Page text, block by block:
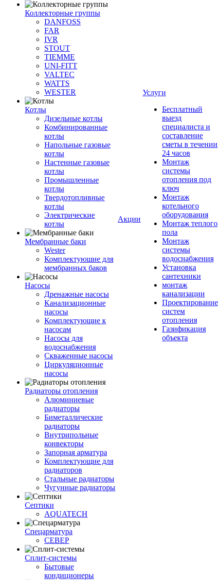
Коллекторные группы
DANFOSS
FAR
IVR
STOUT
TIEMME
UNI-FITT
VALTEC
WATTS
WESTER
Котлы
Дизельные котлы
Комбинированные
котлы
Напольные газовые
котлы
Настенные газовые
котлы
Промышленные
котлы
Твердотопливные
котлы
Электрические
котлы
Мембранные баки
Wester
Комплектуюшие для
мембранных баков
Насосы
Дренажные насосы
Канализационные
насосы
Комплектующие к
насосам
Насосы для
водоснабжения
Скваженные насосы
Циркуляционные
насосы
Радиаторы отопления
Алюминиевые
радиаторы
Биметаллические
радиаторы
Внутрипольные
конвекторы
Запорная арматура
Комплектующие для
радиаторов
Стальные радиаторы
Чугунные радиаторы
Септики
AQUATECH
Спецарматура
СЕВЕР
Сплит-системы
Бытовые
кондиционеры
Акции
Услуги
Бесплатный
выезд
специалиста и
составление
сметы в течении
24 часов
Монтаж
системы
отопления под
ключ
Монтаж
котельного
оборудования
Монтаж теплого
пола
Монтаж
системы
водоснабжения
Установка
сантехники
монтаж
канализации
Проектирование
систем
отопления
Газификация
объекта